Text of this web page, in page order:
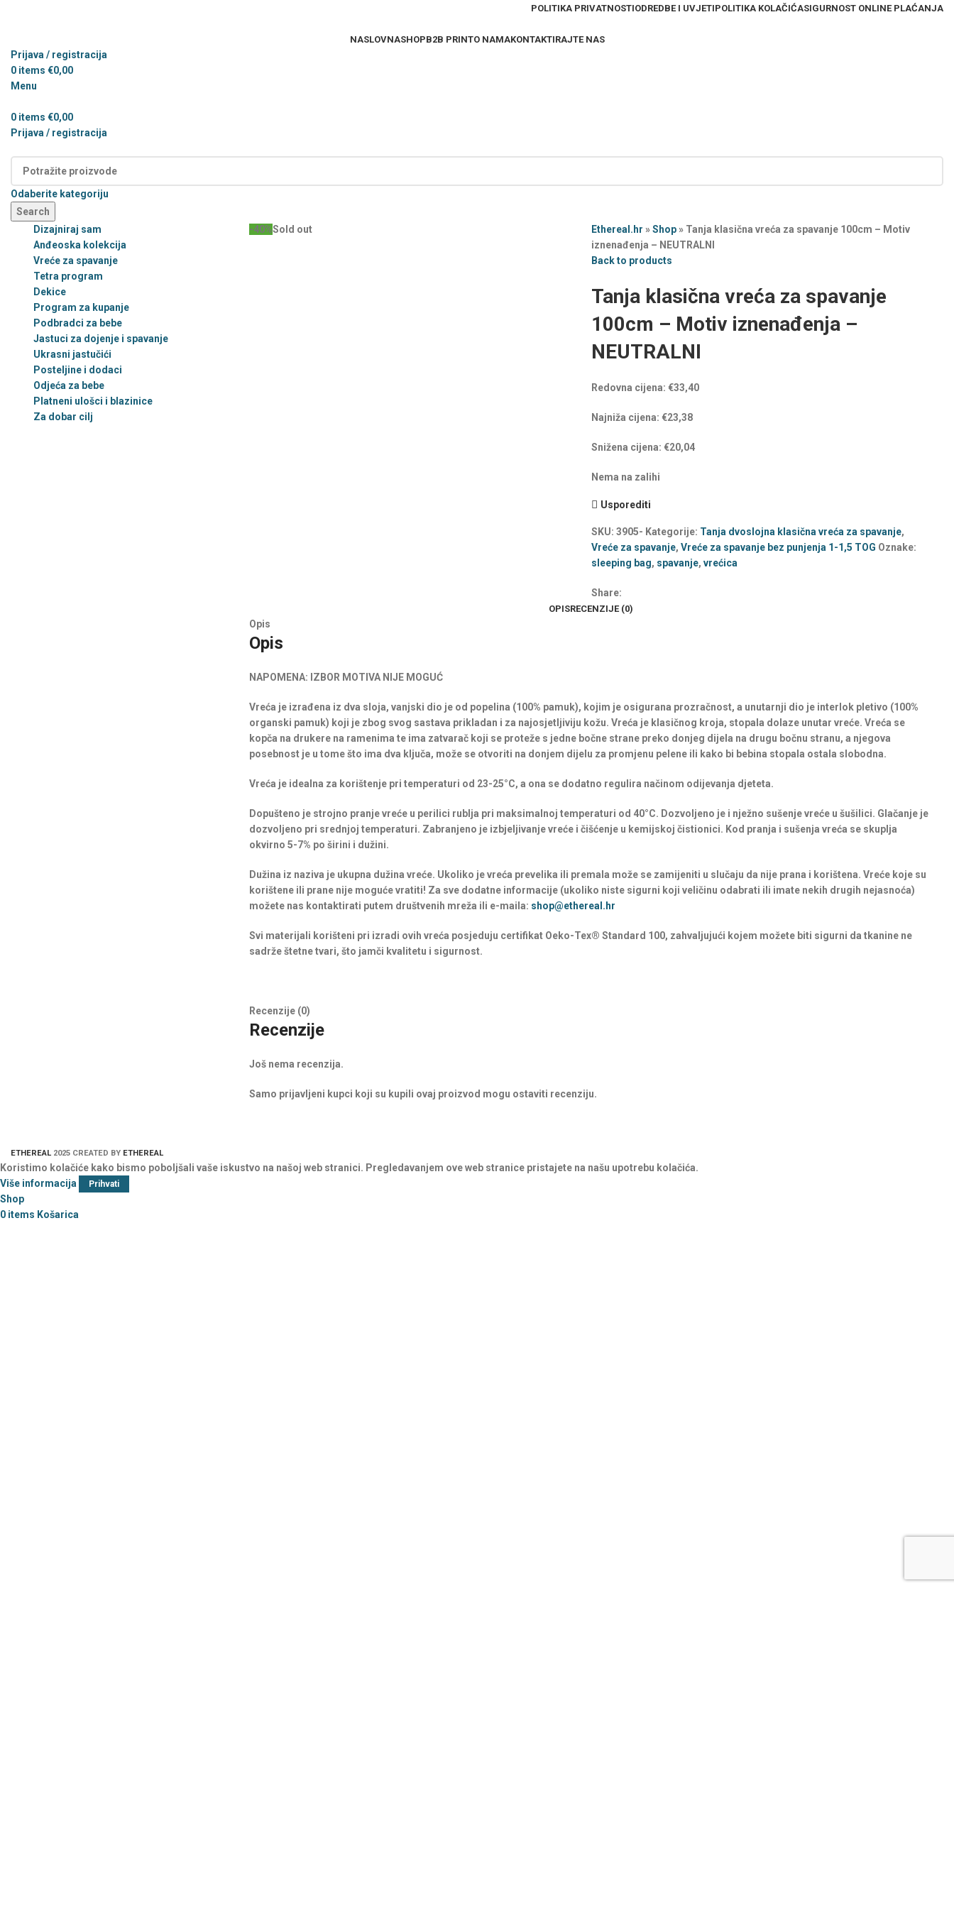
POLITIKA PRIVATNOSTIODREDBE I UVJETIPOLITIKA KOLAČIĆASIGURNOST ONLINE PLAĆANJA
NASLOVNASHOPB2B PRINTO NAMAKONTAKTIRAJTE NAS
Prijava / registracija
0 items €0,00
Menu
0 items €0,00
Prijava / registracija
Odaberite kategoriju
Search
-40%Sold out Ethereal.hr »Shop» Tanja klasična vreća za spavanje 100cm – Motiv
iznenađenja – NEUTRALNI
Back to products
Tanja klasična vreća za spavanje
100cm – Motiv iznenađenja –
NEUTRALNI
Redovna cijena: €33,40
Najniža cijena: €23,38
Snižena cijena: €20,04
Nema na zalihi
Usporediti
SKU: 3905- Kategorije: Tanja dvoslojna klasična vreća za spavanje,
Vreće za spavanje, Vreće za spavanje bez punjenja 1-1,5 TOG Oznake:
sleeping bag, spavanje, vrećica
Share:
OPISRECENZIJE (0)
Opis
Opis
NAPOMENA: IZBOR MOTIVA NIJE MOGUĆ
Vreća je izrađena iz dva sloja, vanjski dio je od popelina (100% pamuk), kojim je osigurana prozračnost, a unutarnji dio je interlok pletivo (100%
organski pamuk) koji je zbog svog sastava prikladan i za najosjetljiviju kožu. Vreća je klasičnog kroja, stopala dolaze unutar vreće. Vreća se
kopča na drukere na ramenima te ima zatvarač koji se proteže s jedne bočne strane preko donjeg dijela na drugu bočnu stranu, a njegova
posebnost je u tome što ima dva ključa, može se otvoriti na donjem dijelu za promjenu pelene ili kako bi bebina stopala ostala slobodna.
Vreća je idealna za korištenje pri temperaturi od 23-25°C, a ona se dodatno regulira načinom odijevanja djeteta.
Dopušteno je strojno pranje vreće u perilici rublja pri maksimalnoj temperaturi od 40°C. Dozvoljeno je i nježno sušenje vreće u šušilici. Glačanje je
dozvoljeno pri srednjoj temperaturi. Zabranjeno je izbjeljivanje vreće i čišćenje u kemijskoj čistionici. Kod pranja i sušenja vreća se skuplja
okvirno 5-7% po širini i dužini.
Dužina iz naziva je ukupna dužina vreće. Ukoliko je vreća prevelika ili premala može se zamijeniti u slučaju da nije prana i korištena. Vreće koje su
korištene ili prane nije moguće vratiti! Za sve dodatne informacije (ukoliko niste sigurni koji veličinu odabrati ili imate nekih drugih nejasnoća)
možete nas kontaktirati putem društvenih mreža ili e-maila: shop@ethereal.hr
Svi materijali korišteni pri izradi ovih vreća posjeduju certifikat Oeko-Tex® Standard 100, zahvaljujući kojem možete biti sigurni da tkanine ne
sadrže štetne tvari, što jamči kvalitetu i sigurnost.
Recenzije (0)
Recenzije
Još nema recenzija.
Samo prijavljeni kupci koji su kupili ovaj proizvod mogu ostaviti recenziju.
Dizajniraj sam
Anđeoska kolekcija
Vreće za spavanje
Tetra program
Dekice
Program za kupanje
Podbradci za bebe
Jastuci za dojenje i spavanje
Ukrasni jastučići
Posteljine i dodaci
Odjeća za bebe
Platneni ulošci i blazinice
Za dobar cilj
ETHEREAL 2025 CREATED BY ETHEREAL
Koristimo kolačiće kako bismo poboljšali vaše iskustvo na našoj web stranici. Pregledavanjem ove web stranice pristajete na našu upotrebu kolačića.
Više informacija
Prihvati
Shop
0 items Košarica